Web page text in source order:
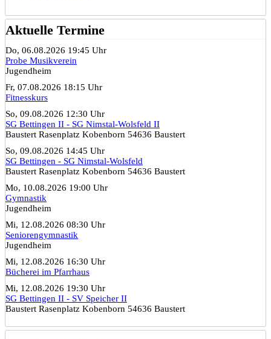
Aktuelle Termine
Do, 06.08.2026 19:45 Uhr
Probe Musikverein
Jugendheim
Fr, 07.08.2026 18:15 Uhr
Fitnesskurs
So, 09.08.2026 12:30 Uhr
SG Bettingen II - SG Nimstal-Wolsfeld II
Baustert Rasenplatz Kobenborn 54636 Baustert
So, 09.08.2026 14:45 Uhr
SG Bettingen - SG Nimstal-Wolsfeld
Baustert Rasenplatz Kobenborn 54636 Baustert
Mo, 10.08.2026 19:00 Uhr
Gymnastik
Jugendheim
Mi, 12.08.2026 08:30 Uhr
Seniorengymnastik
Jugendheim
Mi, 12.08.2026 16:30 Uhr
Bücherei im Pfarrhaus
Mi, 12.08.2026 19:30 Uhr
SG Bettingen II - SV Speicher II
Baustert Rasenplatz Kobenborn 54636 Baustert